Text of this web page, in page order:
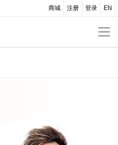
EN
登录
注册
商城